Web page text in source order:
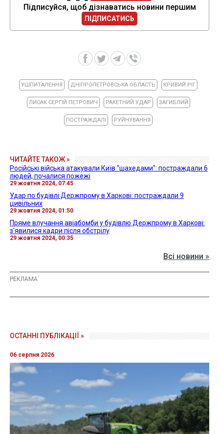
Підписуйся, щоб дізнаватись новини першим
ПІДПИСАТИСЬ
УШПИТАЛЕННЯ ДНІПРОПЕТРОВСЬКА ОБЛАСТЬ КРИВИЙ РІГ
ЛИСАК СЕРГІЙ ПЕТРОВИЧ РАКЕТНИЙ УДАР ЗАГИБЛИЙ
ПОСТРАЖДАЛІ РУЙНУВАННЯ
ЧИТАЙТЕ ТАКОЖ »
Російські війська атакували Київ "шахедами": постраждали 6
людей, почалися пожежі
29 жовтня 2024, 07:45
Удар по будівлі Держпрому в Харкові: постраждали 9
цивільних
29 жовтня 2024, 01:50
Пряме влучання авіабомби у будівлю Держпрому в Харкові:
з'явилися кадри після обстрілу
29 жовтня 2024, 00:35
Всі новини »
ОСТАННІ ПУБЛІКАЦІЇ »
06 серпня 2026